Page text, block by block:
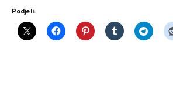
Podjeli: